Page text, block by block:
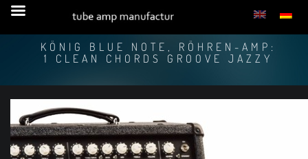
KÖNIG BLUE NOTE, RÖHREN-AMP:
1 CLEAN CHORDS GROOVE JAZZY